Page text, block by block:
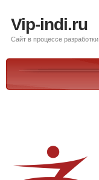
Vip-indi.ru
Сайт в процессе разработки